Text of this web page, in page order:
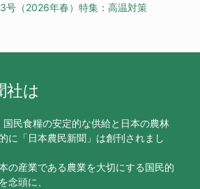
号（2026年春）特集：高温対策
社は
民食糧の安定的な供給と日本の農林
に「日本農民新聞」は創刊されまし
の産業である農業を大切にする国民的
念頭に、